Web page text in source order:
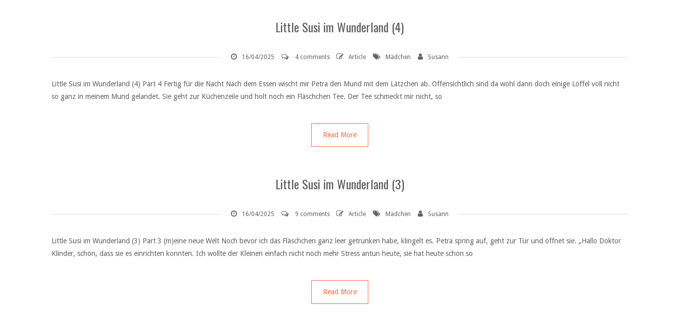
Little Susi im Wunderland (4)
16/04/2025 4 comments Article Mädchen Susann
Little Susi im Wunderland (4) Part 4 Fertig für die Nacht Nach dem Essen wischt mir Petra den Mund mit dem Lätzchen ab. Offensichtlich sind da wohl dann doch einige Löffel voll nicht
so ganz in meinem Mund gelandet. Sie geht zur Küchenzeile und holt noch ein Fläschchen Tee. Der Tee schmeckt mir nicht, so
Read More
Little Susi im Wunderland (3)
16/04/2025 9 comments Article Mädchen Susann
Little Susi im Wunderland (3) Part 3 (m)eine neue Welt Noch bevor ich das Fläschchen ganz leer getrunken habe, klingelt es. Petra spring auf, geht zur Tür und öffnet sie. „Hallo Doktor
Klinder, schön, dass sie es einrichten konnten. Ich wollte der Kleinen einfach nicht noch mehr Stress antun heute, sie hat heute schon so
Read More